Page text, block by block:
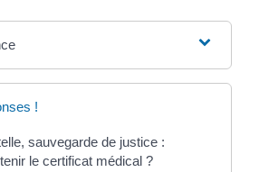
!
sauvegarde de justice :
le certificat médical ?